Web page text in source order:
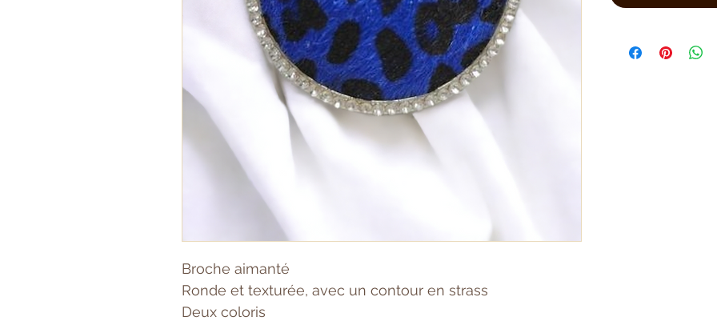
Broche aimanté
Ronde et texturée, avec un contour en strass
Deux coloris